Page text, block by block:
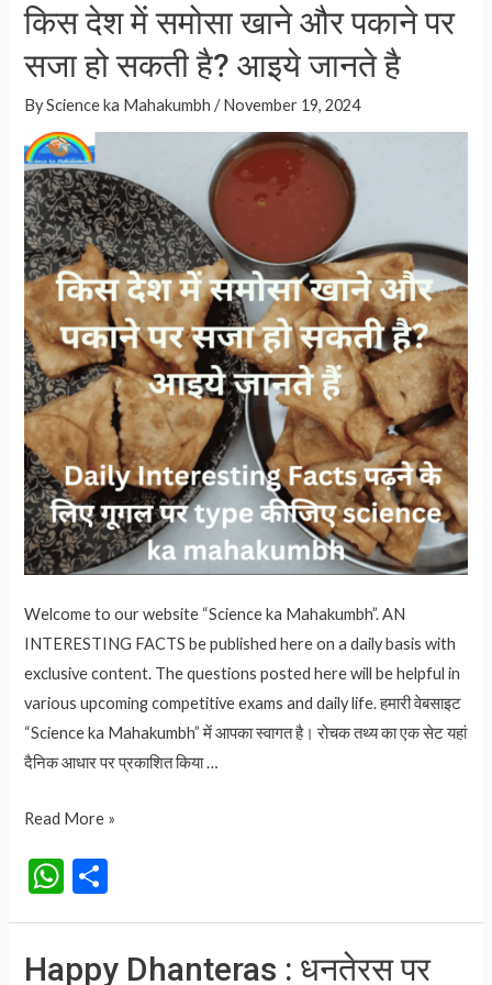
है,
जानते
है
s
A
p
p
e
किस देश में समोसा खाने और पकाने पर
सजा हो सकती है? आइये जानते है
ByScience ka Mahakumbh /November 19, 2024
Welcome to our website “Science ka Mahakumbh”. AN
INTERESTING FACTS be published here on a daily basis with
exclusive content. The questions posted here will be helpful in
various upcoming competitive exams and daily life. हमारी वेबसाइट
“Science ka Mahakumbh” में आपका स्वागत है। रोचक तथ्य का एक सेट यहां
दैनिक आधार पर प्रकाशित किया …
किस
और
Read More »
W
h h
ar
Happy Dhanteras : धनतेरस पर